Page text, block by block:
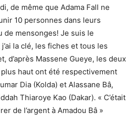
de même que Adama Fall ne
10 personnes dans leurs
de mensonges! Je suis le
la clé, les fiches et tous les
d’après Massene Gueye, les deux
haut ont été respectivement
Dia (Kolda) et Alassane Bâ,
Thiaroye Kao (Dakar). « C’était
de l’argent à Amadou Bâ »